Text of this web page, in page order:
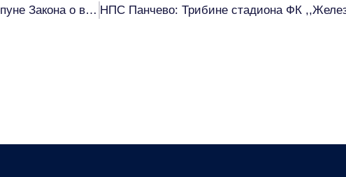
Јаковљевић: Повући из законске процедуре предлог допуне Закона о високом образовању